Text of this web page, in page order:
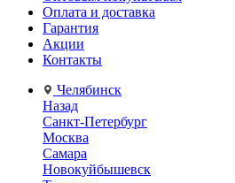
Оплата и доставка
Гарантия
Акции
Контакты
Челябинск
Назад
Санкт-Петербург
Москва
Самара
Новокуйбышевск